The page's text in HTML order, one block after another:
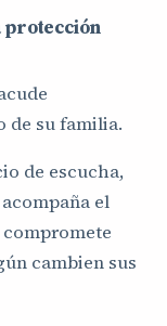
protección
de su familia.
de escucha,
el
cambien sus